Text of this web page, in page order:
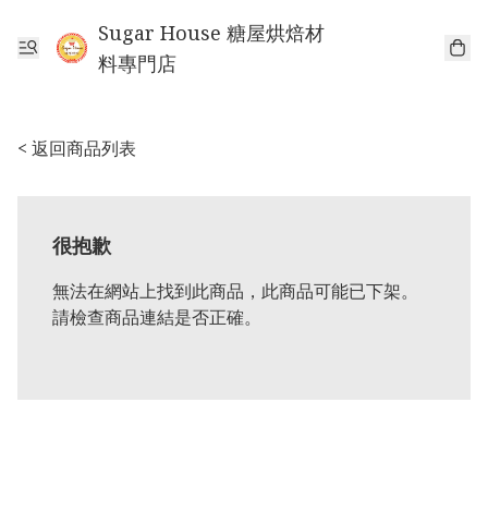
Sugar House 糖屋烘焙材
料專門店
< 返回商品列表
很抱歉
無法在網站上找到此商品，此商品可能已下架。
請檢查商品連結是否正確。